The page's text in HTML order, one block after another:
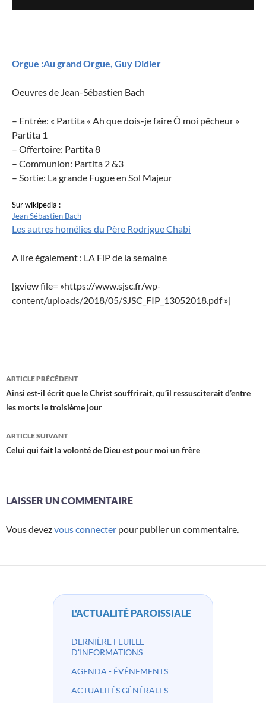
Orgue :Au grand Orgue, Guy Didier
Oeuvres de Jean-Sébastien Bach
– Entrée: « Partita « Ah que dois-je faire Ô moi pêcheur »
Partita 1
– Offertoire: Partita 8
– Communion: Partita 2 &3
– Sortie: La grande Fugue en Sol Majeur
Sur wikipedia :
Jean Sébastien Bach
Les autres homélies du Père Rodrigue Chabi
A lire également : LA FiP de la semaine
[gview file= »https://www.sjsc.fr/wp-
content/uploads/2018/05/SJSC_FIP_13052018.pdf »]
Navigation
des
articles
ARTICLE PRÉCÉDENT
Ainsi est-il écrit que le Christ souffrirait, qu’il ressusciterait d’entre
les morts le troisième jour
ARTICLE SUIVANT
Celui qui fait la volonté de Dieu est pour moi un frère
LAISSER UN COMMENTAIRE
Vous devezvous connecter pour publier un commentaire.
L'ACTUALITÉ PAROISSIALE
DERNIÈRE FEUILLE
D'INFORMATIONS
AGENDA - ÉVÉNEMENTS
ACTUALITÉS GÉNÉRALES